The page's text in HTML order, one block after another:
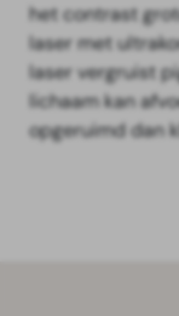
het contrast
laser met
laser vergruist
lichaam kan
opgeruimd dan